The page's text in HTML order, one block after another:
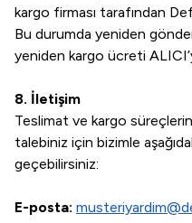
kargo firması tarafından
Bu durumda yeniden
yeniden kargo ücreti
8. İletişim
Teslimat ve kargo
talebiniz için bizimle
geçebilirsiniz:
E-posta: